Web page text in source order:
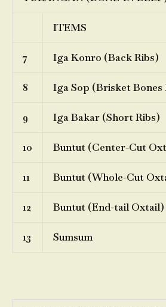
ITEMS
7 Iga Konro (Back Ribs)
8 Iga Sop (Brisket Bones
9 Iga Bakar (Short Ribs)
10 Buntut (Center-Cut
11 Buntut (Whole-Cut
12 Buntut (End-tail Oxtail)
13 Sumsum